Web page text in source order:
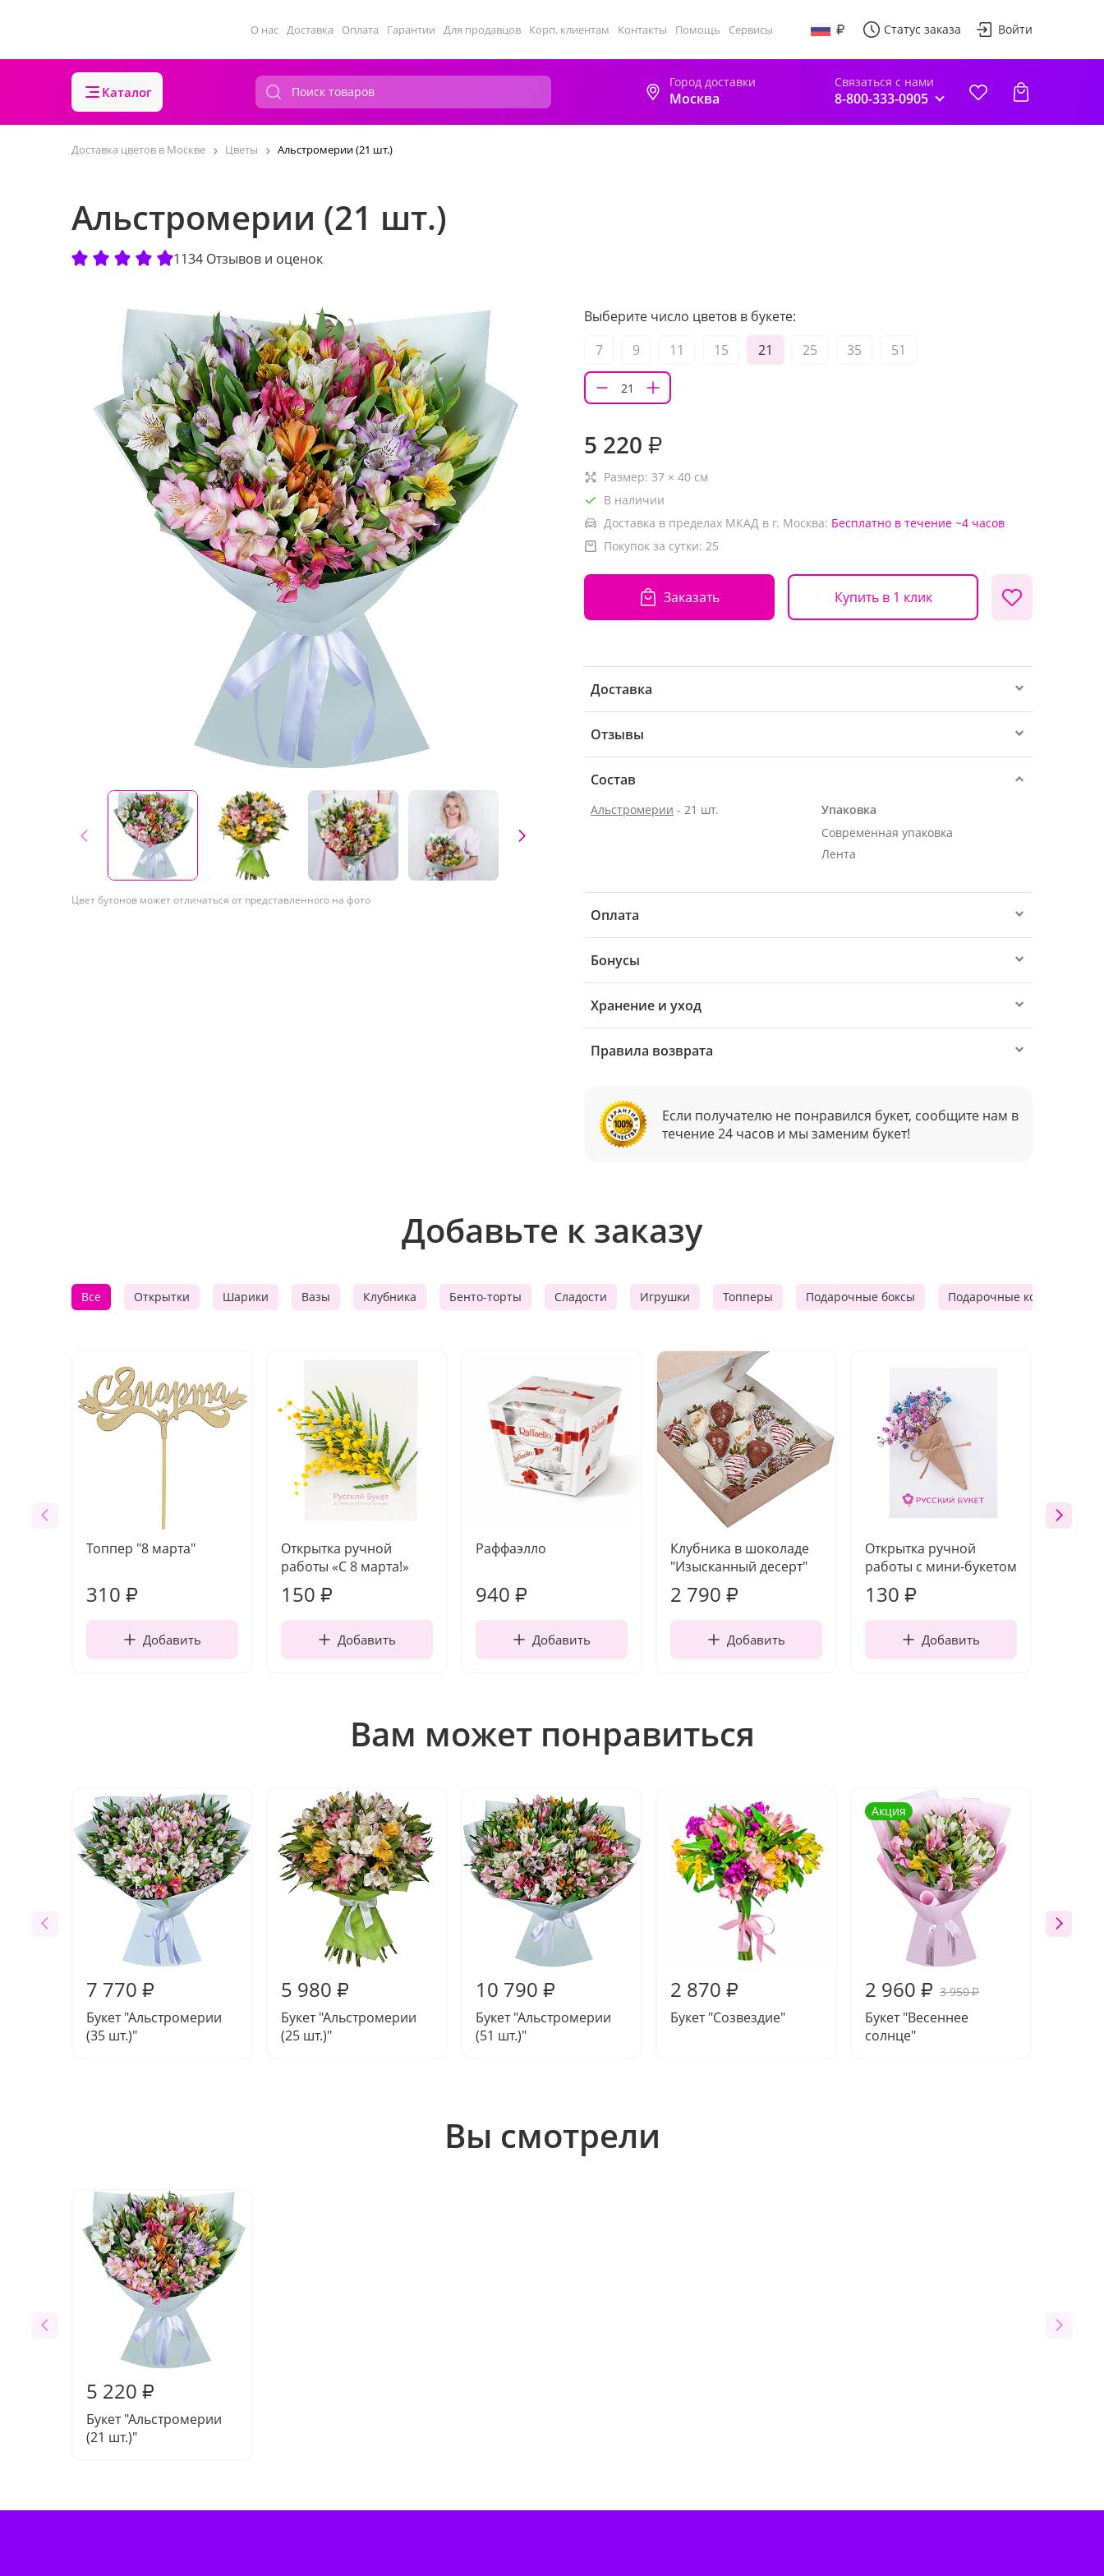
О нас Доставка Оплата Гарантии Для продавцов Корп. клиентам Контакты Помощь Сервисы Статус заказа Войти
Каталог
Город доставки
Москва
Связаться с нами
8-800-333-0905
Доставка цветов в Москве Цветы Альстромерии (21 шт.)
Альстромерии (21 шт.)
1134 Отзывов и оценок
Цвет бутонов может отличаться от представленного на фото
Выберите число цветов в букете:
7
9 11 15 21 25 35 51
5 220 ₽
Размер: 37 × 40 см
В наличии
Доставка в пределах МКАД в г. Москва: Бесплатно в течение ~4 часов
Покупок за сутки: 25
Заказать Купить в 1 клик
Доставка
Отзывы
Состав
Альстромерии - 21 шт.
Упаковка
Современная упаковка
Лента
Оплата
Бонусы
Хранение и уход
Правила возврата
Если получателю не понравился букет, сообщите нам в
течение 24 часов и мы заменим букет!
Добавьте к заказу
Все Открытки Шарики Вазы Клубника Бенто-торты Сладости Игрушки Топперы Подарочные боксы Подарочные корзины
Топпер "8 марта"
310 ₽
Добавить
Открытка ручной
работы «С 8 марта!»
150 ₽
Добавить
Раффаэлло
940 ₽
Добавить
Клубника в шоколаде
"Изысканный десерт"
2 790 ₽
Добавить
Открытка ручной
работы с мини-букетом
130 ₽
Добавить
Вам может понравиться
7 770 ₽
Букет "Альстромерии
(35 шт.)"
5 980 ₽
Букет "Альстромерии
(25 шт.)"
10 790 ₽
Букет "Альстромерии
(51 шт.)"
2 870 ₽
Букет "Созвездие"
Акция
2 960 ₽ 3 950₽
Букет "Весеннее
солнце"
Вы смотрели
5 220 ₽
Букет "Альстромерии
(21 шт.)"